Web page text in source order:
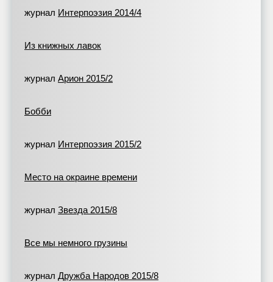
журнал Интерпоэзия 2014/4
Из книжных лавок
журнал Арион 2015/2
Бобби
журнал Интерпоэзия 2015/2
Место на окраине времени
журнал Звезда 2015/8
Все мы немного грузины
журнал Дружба Народов 2015/8